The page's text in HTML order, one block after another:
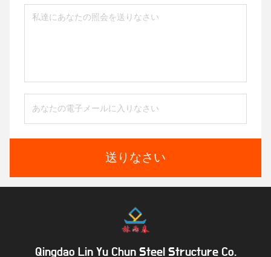
送りなさい
Qingdao Lin Yu Chun Steel Structure Co.